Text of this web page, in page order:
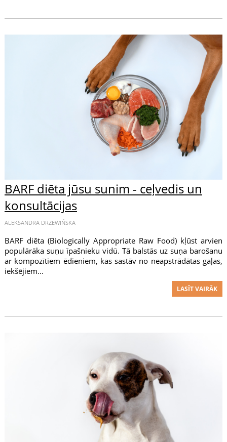
BARF diēta jūsu sunim - ceļvedis un
konsultācijas
ALEKSANDRA DRZEWIŃSKA
BARF diēta (Biologically Appropriate Raw Food) kļūst arvien
populārāka suņu īpašnieku vidū. Tā balstās uz suņa barošanu
ar kompozītiem ēdieniem, kas sastāv no neapstrādātas gaļas,
iekšējiem...
LASĪT VAIRĀK